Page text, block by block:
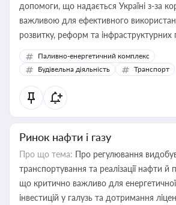
допомоги, що надається Україні з-за
важливою для ефективного
розвитку, реформ та інфраструктурних
Паливно-енергетичний комплекс
Будівельна діяльність
Транспорт
Ринок нафти і газу
Про що тема: Про регулювання
транспортування та реалізації нафти й
що критично важливо для
інвестицій у галузь та дотримання